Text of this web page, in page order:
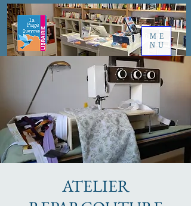
ME
NU
ATELIER